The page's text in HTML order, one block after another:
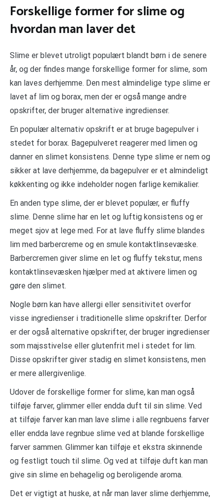
Forskellige former for slime og
hvordan man laver det
Slime er blevet utroligt populært blandt børn i de senere
år, og der findes mange forskellige former for slime, som
kan laves derhjemme. Den mest almindelige type slime er
lavet af lim og borax, men der er også mange andre
opskrifter, der bruger alternative ingredienser.
En populær alternativ opskrift er at bruge bagepulver i
stedet for borax. Bagepulveret reagerer med limen og
danner en slimet konsistens. Denne type slime er nem og
sikker at lave derhjemme, da bagepulver er et almindeligt
køkkenting og ikke indeholder nogen farlige kemikalier.
En anden type slime, der er blevet populær, er fluffy
slime. Denne slime har en let og luftig konsistens og er
meget sjov at lege med. For at lave fluffy slime blandes
lim med barbercreme og en smule kontaktlinsevæske.
Barbercremen giver slime en let og fluffy tekstur, mens
kontaktlinsevæsken hjælper med at aktivere limen og
gøre den slimet.
Nogle børn kan have allergi eller sensitivitet overfor
visse ingredienser i traditionelle slime opskrifter. Derfor
er der også alternative opskrifter, der bruger ingredienser
som majsstivelse eller glutenfrit mel i stedet for lim.
Disse opskrifter giver stadig en slimet konsistens, men
er mere allergivenlige.
Udover de forskellige former for slime, kan man også
tilføje farver, glimmer eller endda duft til sin slime. Ved
at tilføje farver kan man lave slime i alle regnbuens farver
eller endda lave regnbue slime ved at blande forskellige
farver sammen. Glimmer kan tilføje et ekstra skinnende
og festligt touch til slime. Og ved at tilføje duft kan man
give sin slime en behagelig og beroligende aroma.
Det er vigtigt at huske, at når man laver slime derhjemme,